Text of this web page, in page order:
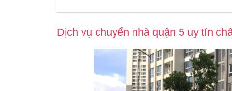
Dịch vụ chuyển nhà quận 5 uy tín